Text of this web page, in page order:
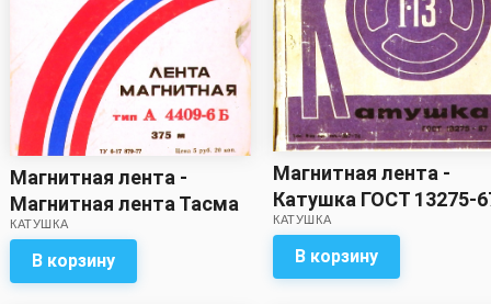
Магнитная лента -
Магнитная лента Тасма
375м (с записью)
КАТУШКА
В корзину
Магнитная лента -
Катушка ГОСТ 13275-
(с записью)
КАТУШКА
В корзину